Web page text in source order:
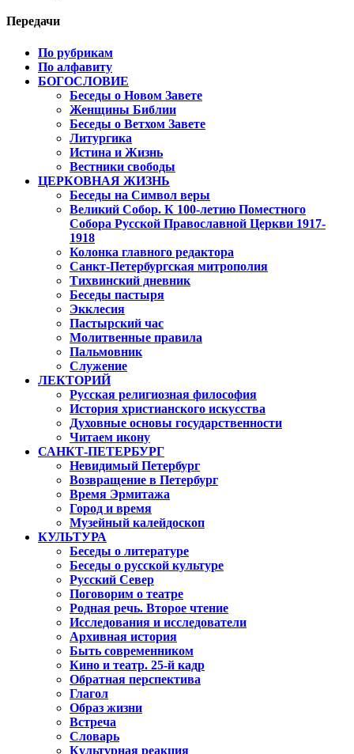
Передачи
По рубрикам
По алфавиту
БОГОСЛОВИЕ
Беседы о Новом Завете
Женщины Библии
Беседы о Ветхом Завете
Литургика
Истина и Жизнь
Вестники свободы
ЦЕРКОВНАЯ ЖИЗНЬ
Беседы на Символ веры
Великий Собор. К 100-летию Поместного
Собора Русской Православной Церкви 1917-
1918
Колонка главного редактора
Санкт-Петербургская митрополия
Тихвинский дневник
Беседы пастыря
Экклесия
Пастырский час
Молитвенные правила
Пальмовник
Служение
ЛЕКТОРИЙ
Русская религиозная философия
История христианского искусства
Духовные основы государственности
Читаем икону
САНКТ-ПЕТЕРБУРГ
Невидимый Петербург
Возвращение в Петербург
Время Эрмитажа
Город и время
Музейный калейдоскоп
КУЛЬТУРА
Беседы о литературе
Беседы о русской культуре
Русский Север
Поговорим о театре
Родная речь. Второе чтение
Исследования и исследователи
Архивная история
Быть современником
Кино и театр. 25-й кадр
Обратная перспектива
Глагол
Образ жизни
Встреча
Словарь
Культурная реакция